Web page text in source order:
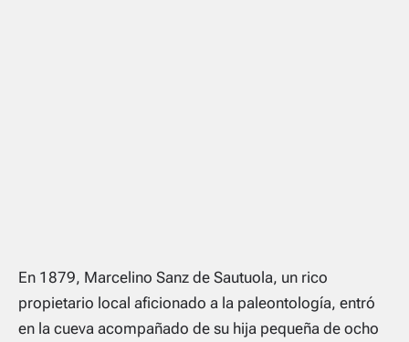
En 1879, Marcelino Sanz de Sautuola, un rico
propietario local aficionado a la paleontología, entró
en la cueva acompañado de su hija pequeña de ocho